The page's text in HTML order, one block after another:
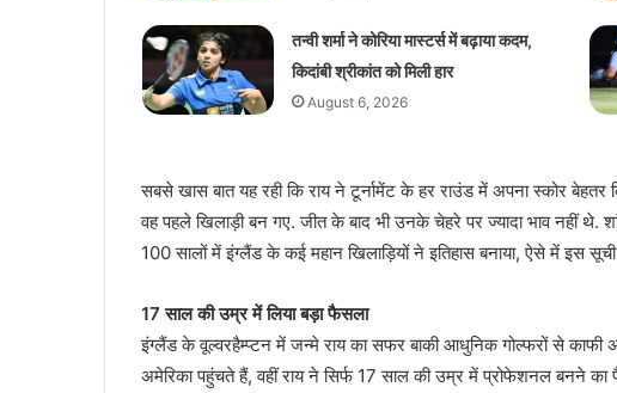
तन्वी शर्मा ने कोरिया मास्टर्स में बढ़ाया कदम,
किदांबी श्रीकांत को मिली हार
August 6, 2026
सबसे खास बात यह रही कि राय ने टूर्नामेंट के हर राउंड में अपना स्कोर
वह पहले खिलाड़ी बन गए. जीत के बाद भी उनके चेहरे पर ज्यादा भाव नहीं थे.
100 सालों में इंग्लैंड के कई महान खिलाड़ियों ने इतिहास बनाया, ऐसे में इस
17 साल की उम्र में लिया बड़ा फैसला
इंग्लैंड के वूल्वरहैम्प्टन में जन्मे राय का सफर बाकी आधुनिक गोल्फरों से काफी
अमेरिका पहुंचते हैं, वहीं राय ने सिर्फ 17 साल की उम्र में प्रोफेशनल बनने का